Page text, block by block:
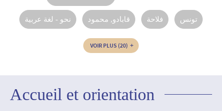
نحو - لغة عربية قابادو, محمود فلاحة تونس‏
VOIR PLUS (20)
Accueil et orientation